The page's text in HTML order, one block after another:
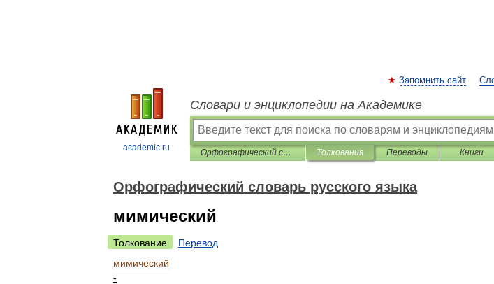
academic.ru
Запомнить сайт
Словари и энциклопедии на Академике
Орфографический словарь русского языка Толкования Переводы Книги
Орфографический словарь русского языка
мимический
Толкование
Перевод
мимический
-